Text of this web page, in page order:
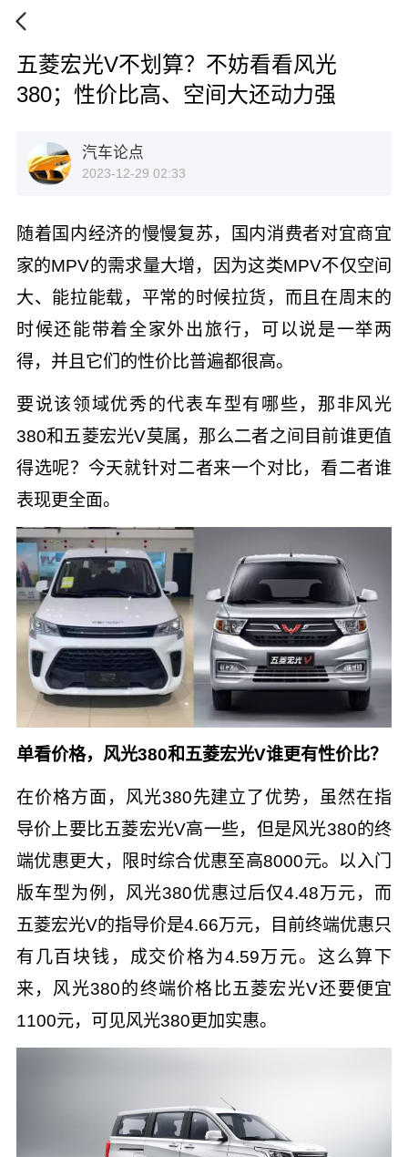
五菱宏光V不划算？不妨看看风光
380；性价比高、空间大还动力强
汽车论点
2023-12-29 02:33
随着国内经济的慢慢复苏，国内消费者对宜商宜
家的MPV的需求量大增，因为这类MPV不仅空间
大、能拉能载，平常的时候拉货，而且在周末的
时候还能带着全家外出旅行，可以说是一举两
得，并且它们的性价比普遍都很高。
要说该领域优秀的代表车型有哪些，那非风光
380和五菱宏光V莫属，那么二者之间目前谁更值
得选呢？今天就针对二者来一个对比，看二者谁
表现更全面。
单看价格，风光380和五菱宏光V谁更有性价比？
在价格方面，风光380先建立了优势，虽然在指
导价上要比五菱宏光V高一些，但是风光380的终
端优惠更大，限时综合优惠至高8000元。以入门
版车型为例，风光380优惠过后仅4.48万元，而
五菱宏光V的指导价是4.66万元，目前终端优惠只
有几百块钱，成交价格为4.59万元。这么算下
来，风光380的终端价格比五菱宏光V还要便宜
1100元，可见风光380更加实惠。